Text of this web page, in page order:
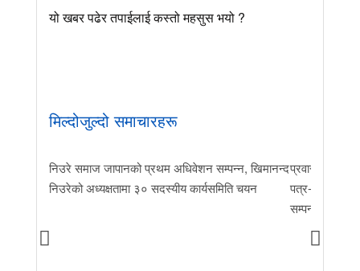
यो खबर पढेर तपाईलाई कस्तो महसुस भयो ?
मिल्दोजुल्दो समाचारहरू
निउरे समाज जापानको प्रथम अधिवेशन सम्पन्न, खिमानन्द
निउरेको अध्यक्षतामा ३० सदस्यीय कार्यसमिति चयन
प्रवास र
पत्र-२०२६
सम्पन्न